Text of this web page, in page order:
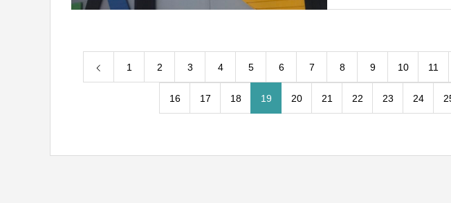
1 2 3 4 5 6 7 8 9 10 11
16 17 18 19 20 21 22 23 24